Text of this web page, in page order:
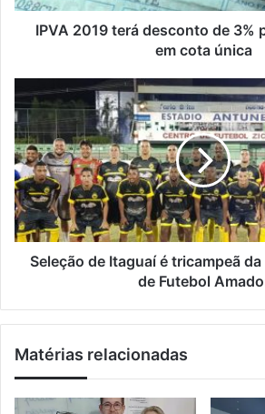
e
e
m
a
i
l
t
e
s
c
o
n
t
o
d
p
r
IPVA 2019 terá desconto de 3%
em cota única
e
l
e
ç
ã
o
d
e
a
í
Seleção de Itaguaí é tricampeã
de Futebol
Matérias relacionadas